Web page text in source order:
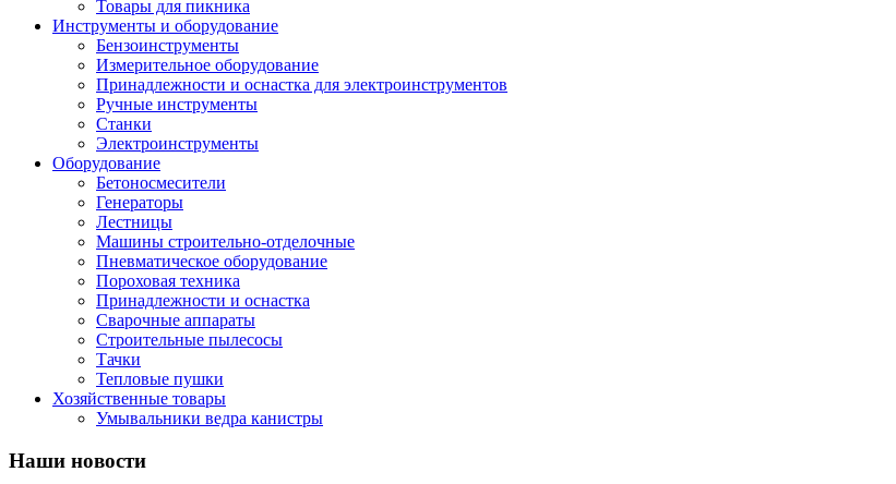
Товары для пикника
Инструменты и оборудование
Бензоинструменты
Измерительное оборудование
Принадлежности и оснастка для электроинструментов
Ручные инструменты
Станки
Электроинструменты
Оборудование
Бетоносмесители
Генераторы
Лестницы
Машины строительно-отделочные
Пневматическое оборудование
Пороховая техника
Принадлежности и оснастка
Сварочные аппараты
Строительные пылесосы
Тачки
Тепловые пушки
Хозяйственные товары
Умывальники ведра канистры
Наши новости